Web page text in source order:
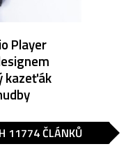
Player
kazeťák
11774 ČLÁNKŮ